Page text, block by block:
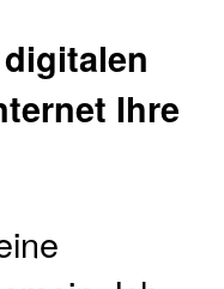
Ihre